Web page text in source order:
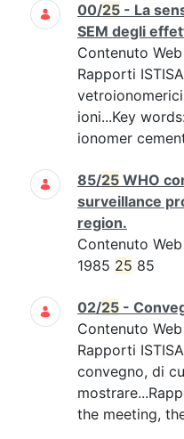
00/25 - La
SEM degli
Contenuto Web
Rapporti
ioni...Key
ionomer
85/25 WHO
surveillance
region.
Contenuto Web
1985 25 85
02/25 -
Contenuto Web
Rapporti
convegno, di
the meeting,